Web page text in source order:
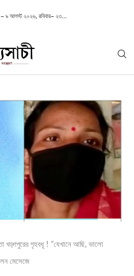
৯ আগস্ট ২০২৬, রবিবার– ২৩...
খড়্গপুরের গৃহবধূ ! “যেখানে আছি, ভালো
মেসেজে